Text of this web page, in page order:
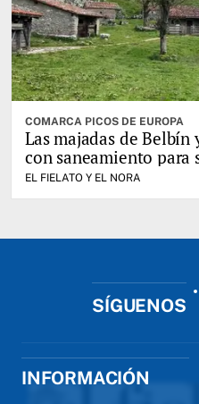
COMARCA PICOS DE EUROPA
Las majadas de
con saneamiento para
EL FIELATO Y EL NORA
SÍGUENOS
INFORMACIÓN